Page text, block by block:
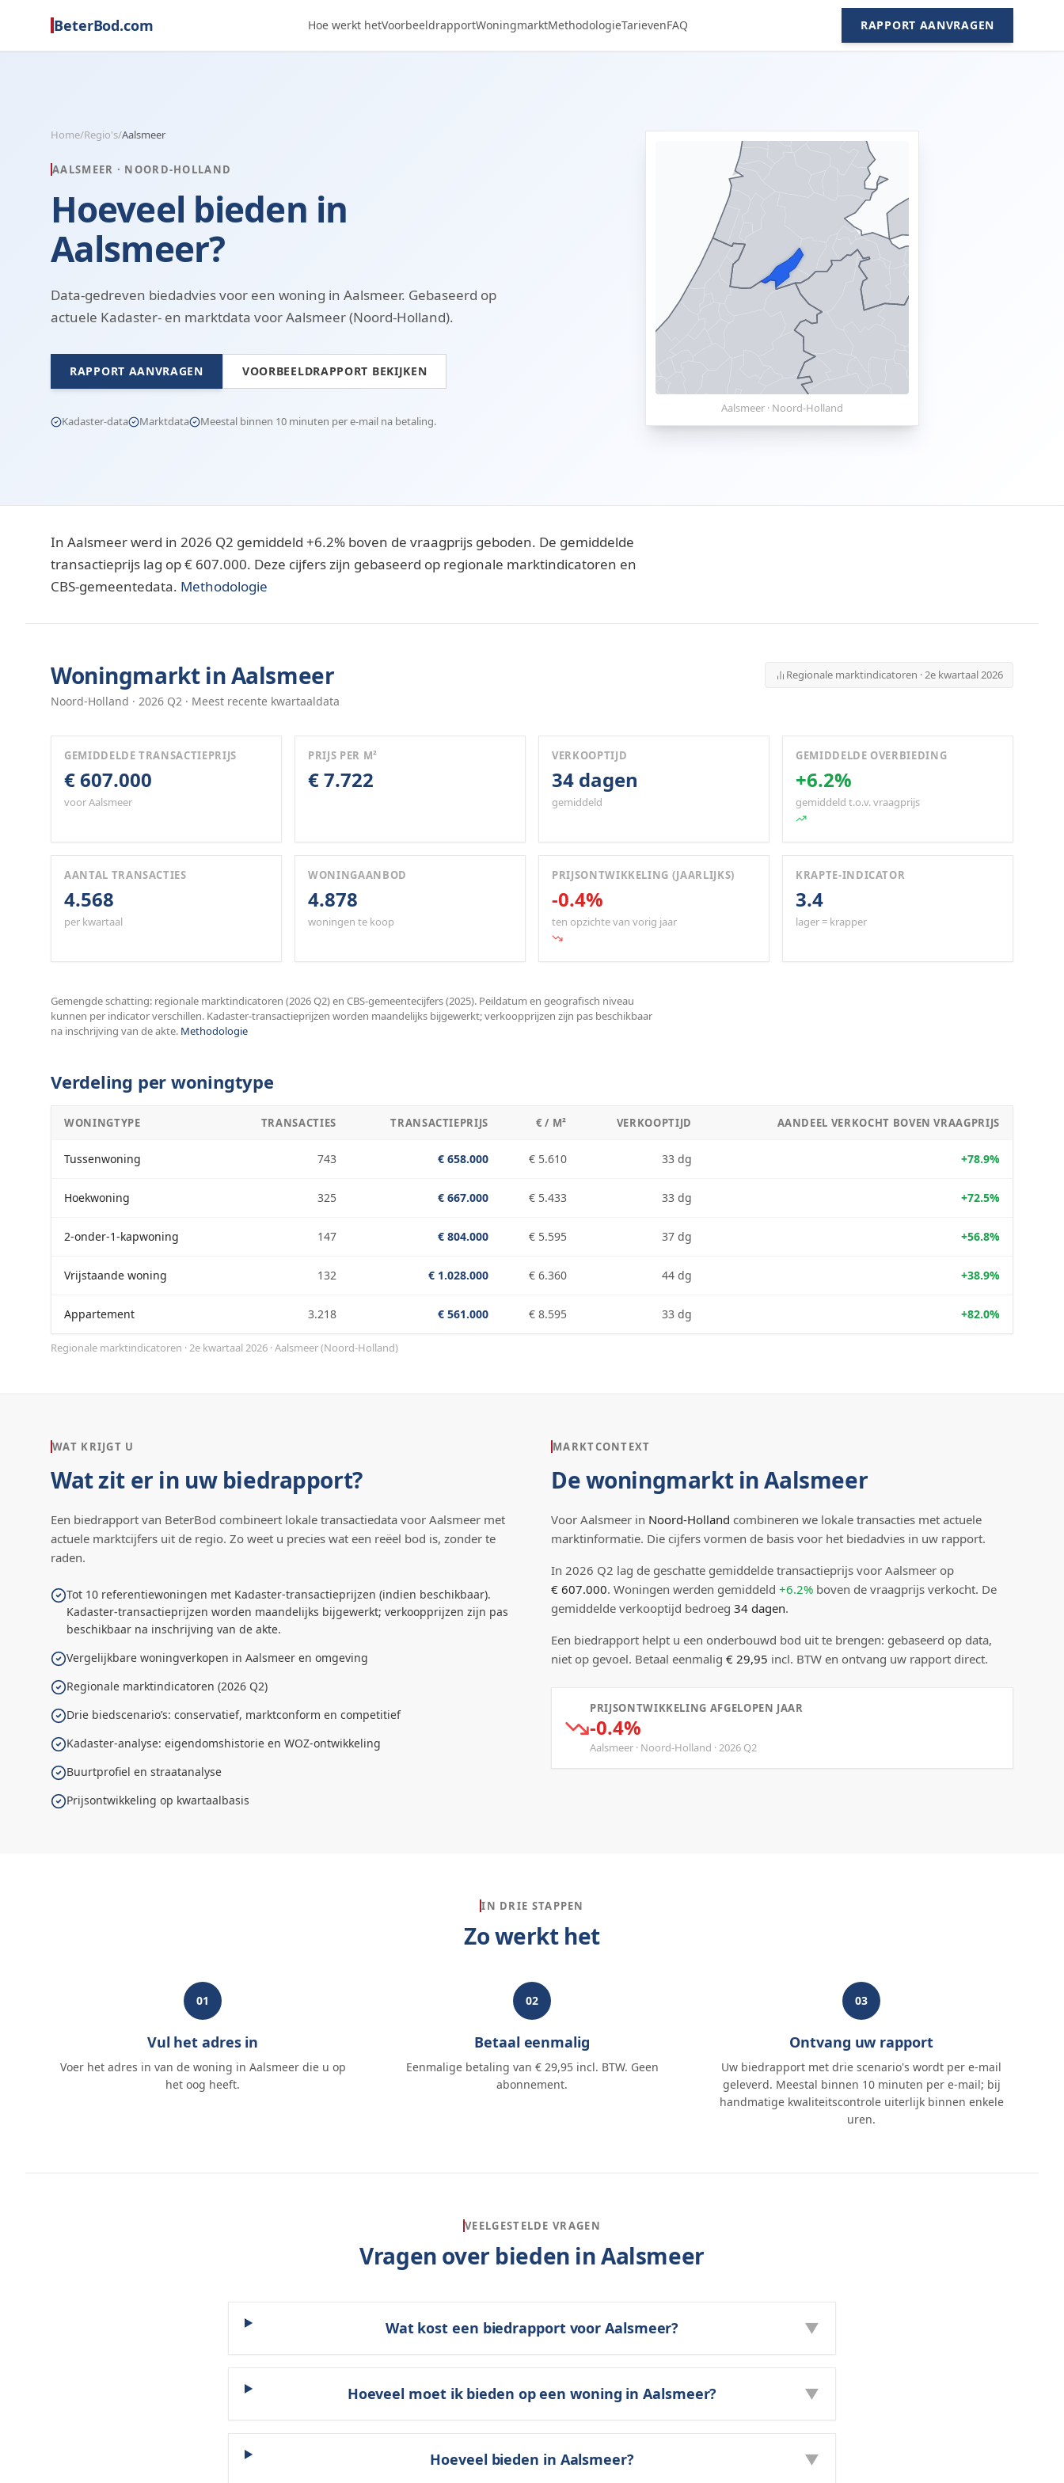
BeterBod.com Hoe werkt hetVoorbeeldrapportWoningmarktMethodologieTarievenFAQ RAPPORT AANVRAGEN
Home/Regio's/Aalsmeer
AALSMEER · NOORD-HOLLAND
Hoeveel bieden in
Aalsmeer?
Data-gedreven biedadvies voor een woning in Aalsmeer. Gebaseerd op
actuele Kadaster- en marktdata voor Aalsmeer (Noord-Holland).
RAPPORT AANVRAGEN VOORBEELDRAPPORT BEKIJKEN
Kadaster-data Marktdata Meestal binnen 10 minuten per e-mail na betaling.
Aalsmeer · Noord-Holland
In Aalsmeer werd in 2026 Q2 gemiddeld +6.2% boven de vraagprijs geboden. De gemiddelde
transactieprijs lag op € 607.000. Deze cijfers zijn gebaseerd op regionale marktindicatoren en
CBS-gemeentedata. Methodologie
Woningmarkt inAalsmeer
Noord-Holland · 2026 Q2 · Meest recente kwartaaldata
Regionale marktindicatoren · 2e kwartaal 2026
GEMIDDELDE TRANSACTIEPRIJS
€ 607.000
voor Aalsmeer
PRIJS PER M²
€ 7.722
VERKOOPTIJD
34 dagen
gemiddeld
GEMIDDELDE OVERBIEDING
+6.2%
gemiddeld t.o.v. vraagprijs
AANTAL TRANSACTIES
4.568
per kwartaal
WONINGAANBOD
4.878
woningen te koop
PRIJSONTWIKKELING (JAARLIJKS)
-0.4%
ten opzichte van vorig jaar
KRAPTE-INDICATOR
3.4
lager = krapper
Gemengde schatting: regionale marktindicatoren (2026 Q2) en CBS-gemeentecijfers (2025). Peildatum en geografisch niveau
kunnen per indicator verschillen. Kadaster-transactieprijzen worden maandelijks bijgewerkt; verkoopprijzen zijn pas beschikbaar
na inschrijving van de akte. Methodologie
Verdeling per woningtype
WONINGTYPE TRANSACTIES TRANSACTIEPRIJS € / M² VERKOOPTIJD AANDEEL VERKOCHT BOVEN VRAAGPRIJS
Tussenwoning 743 € 658.000 € 5.610 33 dg +78.9%
Hoekwoning 325 € 667.000 € 5.433 33 dg +72.5%
2-onder-1-kapwoning 147 € 804.000 € 5.595 37 dg +56.8%
Vrijstaande woning 132 € 1.028.000 € 6.360 44 dg +38.9%
Appartement 3.218 € 561.000 € 8.595 33 dg +82.0%
Regionale marktindicatoren · 2e kwartaal 2026 ·Aalsmeer(Noord-Holland)
WAT KRIJGT U
Wat zit er in uw biedrapport?
Een biedrapport van BeterBod combineert lokale transactiedata voor Aalsmeer met
actuele marktcijfers uit de regio. Zo weet u precies wat een reëel bod is, zonder te
raden.
Tot 10 referentiewoningen met Kadaster-transactieprijzen (indien beschikbaar).
Kadaster-transactieprijzen worden maandelijks bijgewerkt; verkoopprijzen zijn pas
beschikbaar na inschrijving van de akte.
Vergelijkbare woningverkopen in Aalsmeer en omgeving
Regionale marktindicatoren (2026 Q2)
Drie biedscenario’s: conservatief, marktconform en competitief
Kadaster-analyse: eigendomshistorie en WOZ-ontwikkeling
Buurtprofiel en straatanalyse
Prijsontwikkeling op kwartaalbasis
MARKTCONTEXT
De woningmarkt inAalsmeer
Voor Aalsmeer in Noord-Holland combineren we lokale transacties met actuele
marktinformatie. Die cijfers vormen de basis voor het biedadvies in uw rapport.
In 2026 Q2 lag de geschatte gemiddelde transactieprijs voor Aalsmeer op
€ 607.000. Woningen werden gemiddeld +6.2% boven de vraagprijs verkocht. De
gemiddelde verkooptijd bedroeg 34 dagen.
Een biedrapport helpt u een onderbouwd bod uit te brengen: gebaseerd op data,
niet op gevoel. Betaal eenmalig € 29,95 incl. BTW en ontvang uw rapport direct.
PRIJSONTWIKKELING AFGELOPEN JAAR
-0.4%
Aalsmeer · Noord-Holland ·2026 Q2
IN DRIE STAPPEN
Zo werkt het
01
Vul het adres in
Voer het adres in van de woning in Aalsmeer die u op
het oog heeft.
02
Betaal eenmalig
Eenmalige betaling van € 29,95 incl. BTW. Geen
abonnement.
03
Ontvang uw rapport
Uw biedrapport met drie scenario's wordt per e-mail
geleverd. Meestal binnen 10 minuten per e-mail; bij
handmatige kwaliteitscontrole uiterlijk binnen enkele
uren.
VEELGESTELDE VRAGEN
Vragen over bieden inAalsmeer
Wat kost een biedrapport voor Aalsmeer? ▼
Hoeveel moet ik bieden op een woning in Aalsmeer? ▼
Hoeveel bieden in Aalsmeer? ▼